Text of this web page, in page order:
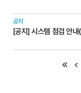
공지
[공지] 시스템 점검 안
맨처